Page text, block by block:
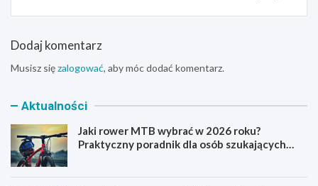
Dodaj komentarz
Musisz sięzalogować, aby móc dodać komentarz.
Aktualności
Jaki rower MTB wybrać w 2026 roku?
Praktyczny poradnik dla osób szukających